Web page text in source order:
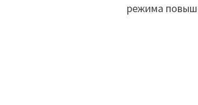
режима